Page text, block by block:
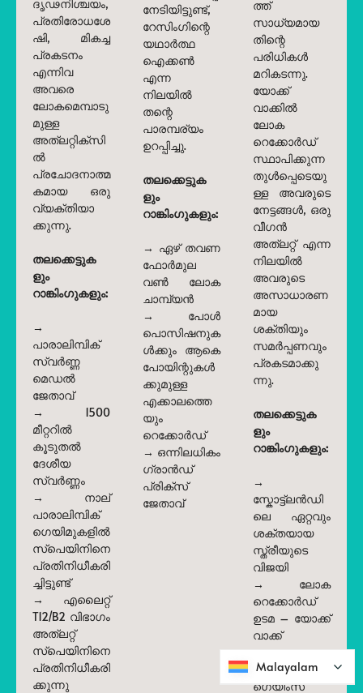
ദൃഢനിശ്ചയം,
പ്രതിരോധശേ
ഷി, മികച്ച
പ്രകടനം
എന്നിവ
അവരെ
ലോകമെമ്പാടു
മുള്ള
അത്‌ലറ്റിക്സി
ൽ
പ്രചോദനാത്മ
കമായ ഒരു
വ്യക്തിയാ
ക്കുന്നു.
തലക്കെട്ടുക
ളും
റാങ്കിംഗുകളും:
→
പാരാലിമ്പിക്
സ്വർണ്ണ
മെഡൽ
ജേതാവ്
→ 1500
മീറ്ററിൽ
കൂടുതൽ
ദേശീയ
സ്വർണ്ണം
→ നാല്
പാരാലിമ്പിക്
ഗെയിമുകളിൽ
സ്പെയിനിനെ
പ്രതിനിധീകരി
ച്ചിട്ടുണ്ട്
→ എലൈറ്റ്
T12/B2 വിഭാഗം
അത്‌ലറ്റ്
സ്പെയിനിനെ
പ്രതിനിധീകരി
ക്കുന്നു
നേടിയിട്ടുണ്ട്,
റേസിംഗിന്റെ
യഥാർത്ഥ
ഐക്കൺ
എന്ന
നിലയിൽ
തന്റെ
പാരമ്പര്യം
ഉറപ്പിച്ചു.
തലക്കെട്ടുക
ളും
റാങ്കിംഗുകളും:
→ ഏഴ് തവണ
ഫോർമുല
വൺ ലോക
ചാമ്പ്യൻ
→ പോൾ
പൊസിഷനുക
ൾക്കും ആകെ
പോയിന്റുകൾ
ക്കുമുള്ള
എക്കാലത്തെ
യും
റെക്കോർഡ്
→ ഒന്നിലധികം
ഗ്രാൻഡ്
പ്രിക്സ്
ജേതാവ്
ത്ത്
സാധ്യമായ
തിന്റെ
പരിധികൾ
മറികടന്നു.
യോക്ക്
വാക്കിൽ
ലോക
റെക്കോർഡ്
സ്ഥാപിക്കുന്ന
തുൾപ്പെടെയു
ള്ള അവരുടെ
നേട്ടങ്ങൾ, ഒരു
വീഗൻ
അത്‌ലറ്റ് എന്ന
നിലയിൽ
അവരുടെ
അസാധാരണ
മായ
ശക്തിയും
സമർപ്പണവും
പ്രകടമാക്കു
ന്നു.
തലക്കെട്ടുക
ളും
റാങ്കിംഗുകളും:
→
സ്കോട്ട്ലൻഡി
ലെ ഏറ്റവും
ശക്തയായ
സ്ത്രീയുടെ
വിജയി
→ ലോക
റെക്കോർഡ്
ഉടമ – യോക്ക്
വാക്ക്
→
ഹൈലാൻഡ്
ഗെയിംസ്
Malayalam
Malayalam